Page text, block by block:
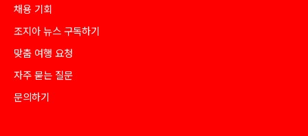
채용 기회
조지아 뉴스 구독하기
맞춤 여행 요청
자주 묻는 질문
문의하기